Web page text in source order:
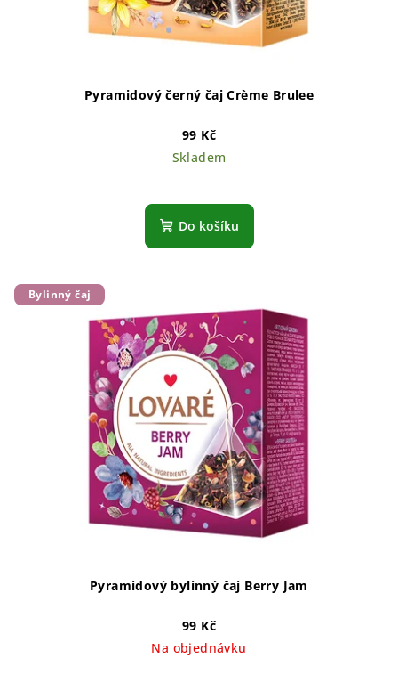
Pyramidový černý čaj Crème Brulee
99 Kč
Skladem
Do košíku
Bylinný čaj
Pyramidový bylinný čaj Berry Jam
99 Kč
Na objednávku